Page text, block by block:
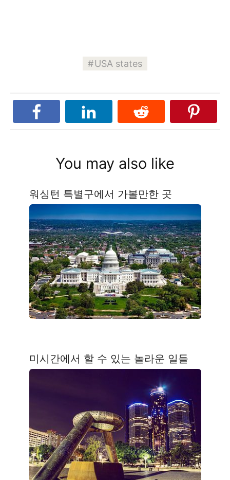
USA states
You may also like
워싱턴 특별구에서 가볼만한 곳
미시간에서 할 수 있는 놀라운 일들